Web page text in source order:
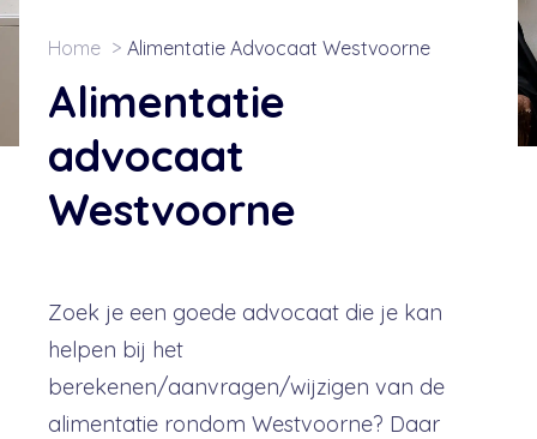
Home Alimentatie Advocaat Westvoorne
Alimentatie
advocaat
Westvoorne
Zoek je een goede advocaat die je kan
helpen bij het
berekenen/aanvragen/wijzigen van de
alimentatie rondom Westvoorne? Daar